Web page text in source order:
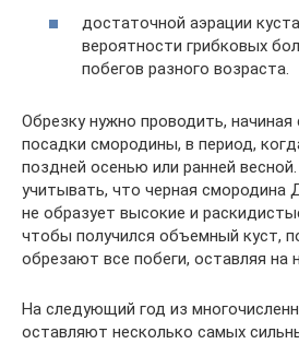
достаточной аэрации
вероятности грибковых
побегов разного возраста.
Обрезку нужно проводить, начиная
посадки смородины, в период,
поздней осенью или ранней
учитывать, что черная смородина
не образует высокие и
чтобы получился объемный куст,
обрезают все побеги, оставляя на
На следующий год из
оставляют несколько самых